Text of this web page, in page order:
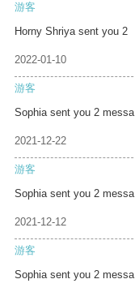
游客
Horny Shriya sent you 2
2022-01-10
游客
Sophia sent you 2 messa
2021-12-22
游客
Sophia sent you 2 messa
2021-12-12
游客
Sophia sent you 2 messa